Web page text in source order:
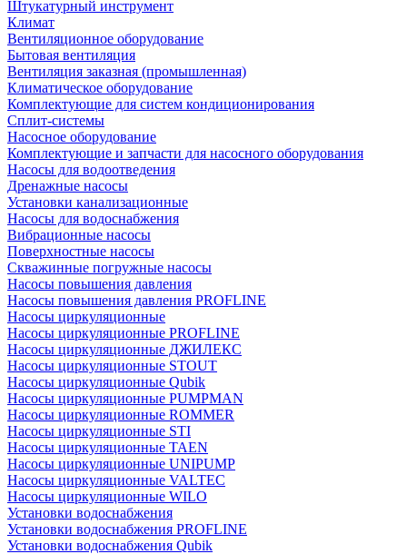
Штукатурный инструмент
Климат
Вентиляционное оборудование
Бытовая вентиляция
Вентиляция заказная (промышленная)
Климатическое оборудование
Комплектующие для систем кондиционирования
Сплит-системы
Насосное оборудование
Комплектующие и запчасти для насосного оборудования
Насосы для водоотведения
Дренажные насосы
Установки канализационные
Насосы для водоснабжения
Вибрационные насосы
Поверхностные насосы
Скважинные погружные насосы
Насосы повышения давления
Насосы повышения давления PROFLINE
Насосы циркуляционные
Насосы циркуляционные PROFLINE
Насосы циркуляционные ДЖИЛЕКС
Насосы циркуляционные STOUT
Насосы циркуляционные Qubik
Насосы циркуляционные PUMPMAN
Насосы циркуляционные ROMMER
Насосы циркуляционные STI
Насосы циркуляционные TAEN
Насосы циркуляционные UNIPUMP
Насосы циркуляционные VALTEC
Насосы циркуляционные WILO
Установки водоснабжения
Установки водоснабжения PROFLINE
Установки водоснабжения Qubik